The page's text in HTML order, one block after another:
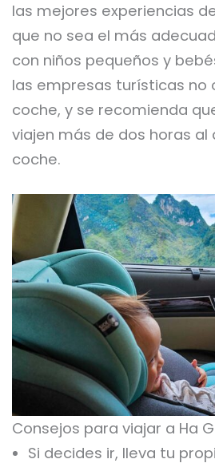
las mejores experiencias
que no sea el más
con niños pequeños y
las empresas turísticas no
coche, y se recomienda
viajen más de dos horas al
coche.
Consejos para viajar a Ha
Si decides ir, lleva tu